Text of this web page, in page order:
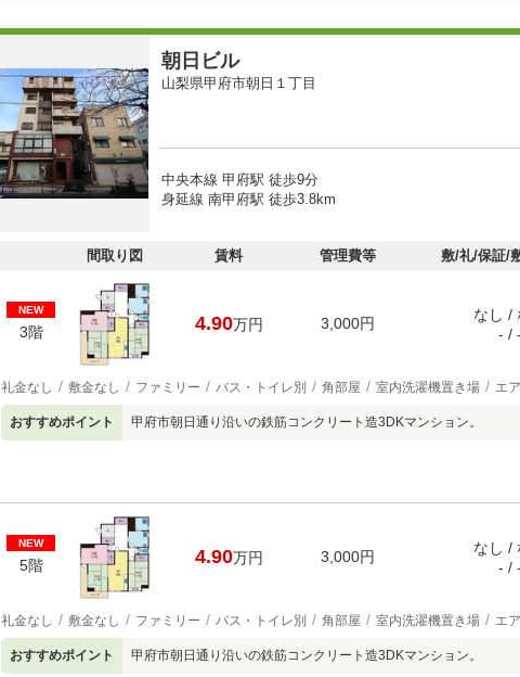
朝日ビル
山梨県甲府市朝日１丁目
中央本線 甲府駅 徒歩9分
身延線 南甲府駅 徒歩3.8km
間取り図 賃料 管理費等 敷/礼/保証/
NEW
3階 4.90万円 3,000円
なし /
- / -
礼金なし 敷金なし ファミリー バス・トイレ別 角部屋 室内洗濯機置き場 エ
おすすめポイント 甲府市朝日通り沿いの鉄筋コンクリート造3DKマンション。
NEW
5階 4.90万円 3,000円
なし /
- / -
礼金なし 敷金なし ファミリー バス・トイレ別 角部屋 室内洗濯機置き場 エ
おすすめポイント 甲府市朝日通り沿いの鉄筋コンクリート造3DKマンション。